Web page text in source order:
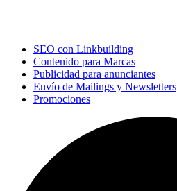
SEO con Linkbuilding
Contenido para Marcas
Publicidad para anunciantes
Envío de Mailings y Newsletters
Promociones